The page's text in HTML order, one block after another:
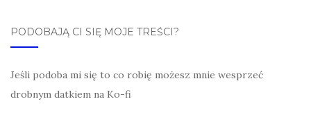
PODOBAJĄ CI SIĘ MOJE TREŚCI?
Jeśli podoba mi się to co robię możesz mnie wesprzeć
drobnym datkiem na Ko-fi